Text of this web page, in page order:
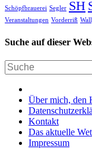
Schöpfbrauerei Segler SH
Veranstaltungen Vorderriß
Suche auf dieser
Über mich, den
Kontakt
Das aktuelle
Impressum